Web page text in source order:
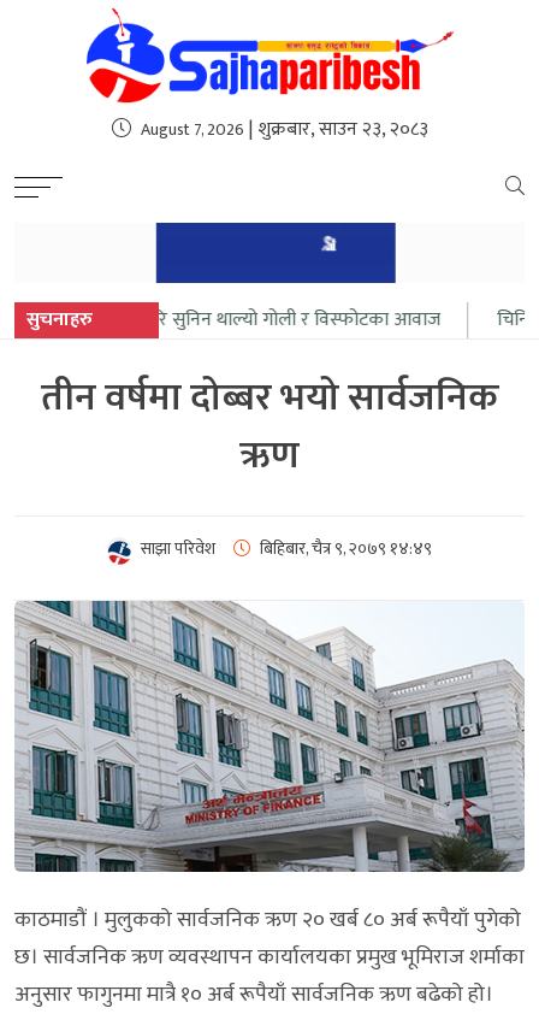
sweet bonanza
August 7, 2026 | शुक्रबार, साउन २३, २०८३
सुचनाहरु
जम्मू–कश्मीरमा फेरि सुनिन थाल्यो गोली र विस्फोटका आवाज
तीन वर्षमा दोब्बर भयो सार्वजनिक
ऋण
साझा परिवेश बिहिबार, चैत्र ९, २०७९ १४:४९
काठमाडौं । मुलुकको सार्वजनिक ऋण २० खर्ब ८० अर्ब रूपैयाँ पुगेको
छ। सार्वजनिक ऋण व्यवस्थापन कार्यालयका प्रमुख भूमिराज शर्माका
अनुसार फागुनमा मात्रै १० अर्ब रूपैयाँ सार्वजनिक ऋण बढेको हो।